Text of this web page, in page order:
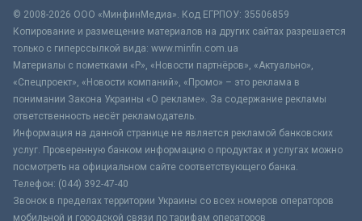
© 2008-2026 ООО «МинфинМедиа». Код ЕГРПОУ: 35506859
Копирование и размещение материалов на других сайтах разрешается
только с гиперссылкой вида: www.minfin.com.ua
Материалы с пометками «Р», «Новости партнёров», «Актуально»,
«Спецпроект», «Новости компаний», «Промо» – это реклама в
понимании Закона Украины «О рекламе». За содержание рекламы
ответственность несёт рекламодатель.
Информация на данной странице не является рекламой банковских
услуг. Проверенную банком информацию о продуктах и услугах можно
посмотреть на официальном сайте соответствующего банка.
Телефон: (044) 392-47-40
Звонок в пределах территории Украины со всех номеров операторов
мобильной и городской связи по тарифам операторов